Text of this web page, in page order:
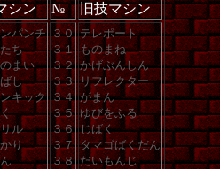
シン № 旧技マシン
パンチ
ち
まい
し
キック
ル
り
３０
３１
３２
３３
３４
３５
３６
３７
３８
テレポート
ものまね
かげぶんしん
リフレクター
がまん
ゆびをふる
じばく
タマゴばくだん
だいもんじ